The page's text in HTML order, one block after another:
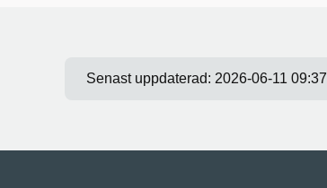
Senast uppdaterad: 2026-06-11 09:37